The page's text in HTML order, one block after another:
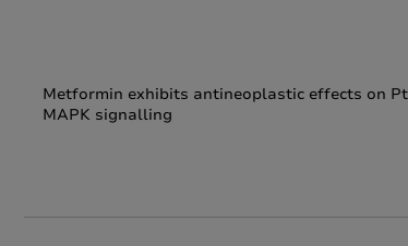
Metformin exhibits antineoplastic effects on
MAPK signalling